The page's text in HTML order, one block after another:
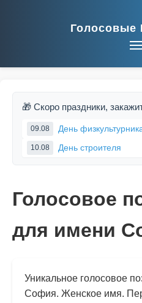
Голосовые
🎁 Скоро праздники,
09.08 День
10.08 День строителя
Голосовое
для имени
Уникальное голосовое
София. Женское имя.